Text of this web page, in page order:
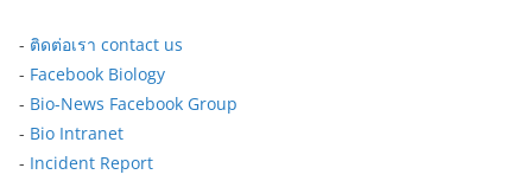
- ติดต่อเรา contact us
- Facebook Biology
- Bio-News Facebook Group
- Bio Intranet
- Incident Report